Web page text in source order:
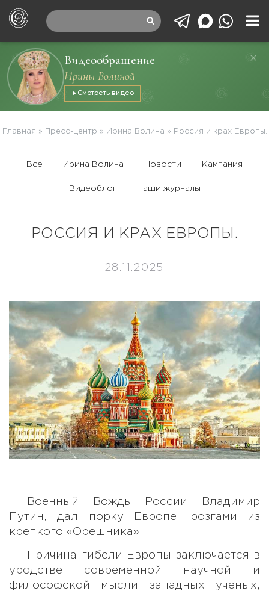
Видеообращение
Ирины Волиной
Смотреть видео
Главная » Пресс-центр » Ирина Волина » Россия и крах Европы.
Все Ирина Волина Новости Кампания
Видеоблог Наши журналы
РОССИЯ И КРАХ ЕВРОПЫ.
28.11.2025
Военный Вождь России Владимир
Путин, дал порку Европе, розгами из
крепкого «Орешника».
Причина гибели Европы заключается в
уродстве современной научной и
философской мысли западных ученых,